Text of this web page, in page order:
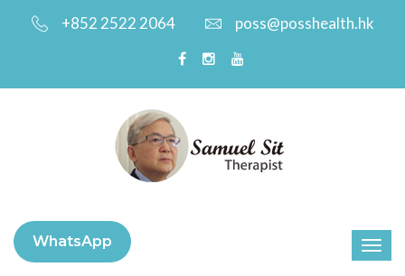
+852 2522 2064 poss@posshealth.hk
WhatsApp